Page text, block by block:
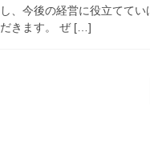
し、今後の経営に役立てて
だきます。 ぜ […]